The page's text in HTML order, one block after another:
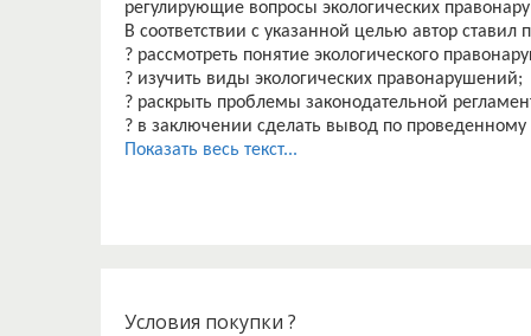
регулирующие вопросы экологических
В соответствии с указанной целью автор
? рассмотреть понятие экологического
? изучить виды экологических правонарушений;
? раскрыть проблемы законодательной
? в заключении сделать вывод по
Показать весь текст...
Условия покупки ?